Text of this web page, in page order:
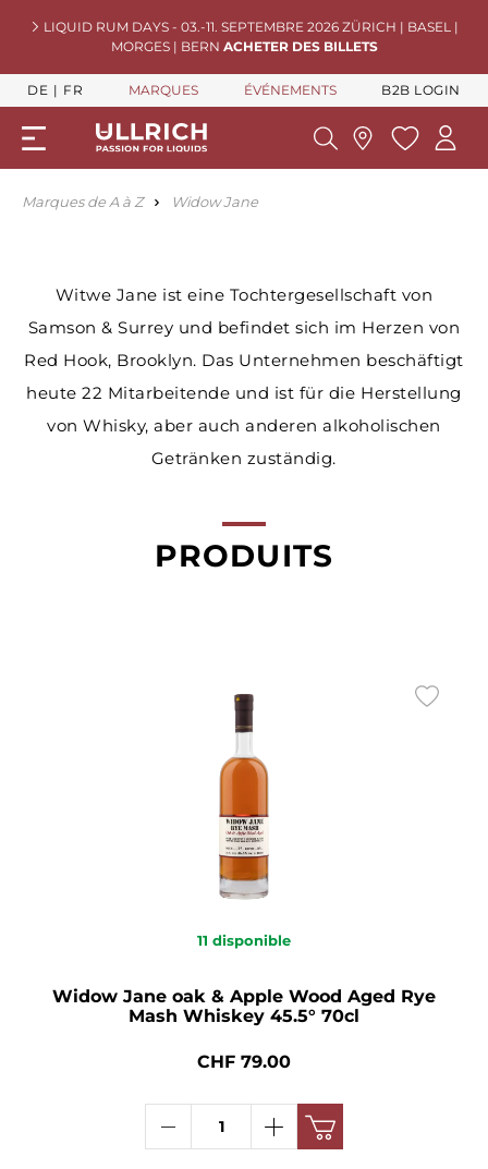
LIQUID RUM DAYS - 03.-11. SEPTEMBRE 2026 ZÜRICH | BASEL |
MORGES | BERN ACHETER DES BILLETS
DE FR MARQUES ÉVÉNEMENTS B2B LOGIN
Marques de A à Z Widow Jane
Witwe Jane ist eine Tochtergesellschaft von
Samson & Surrey und befindet sich im Herzen von
Red Hook, Brooklyn. Das Unternehmen beschäftigt
heute 22 Mitarbeitende und ist für die Herstellung
von Whisky, aber auch anderen alkoholischen
Getränken zuständig.
PRODUITS
11 disponible
Widow Jane oak & Apple Wood Aged Rye
Mash Whiskey 45.5° 70cl
CHF 79.00